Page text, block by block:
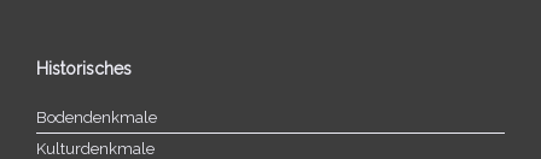
Historisches
Bodendenkmale
Kulturdenkmale